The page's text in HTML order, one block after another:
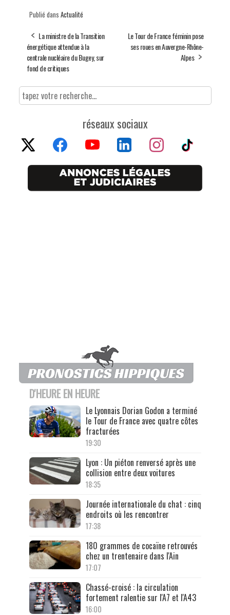
Publié dans Actualité
La ministre de la Transition
énergétique attendue à la
centrale nucléaire du Bugey, sur
fond de critiques
Le Tour de France féminin pose
ses roues en Auvergne-Rhône-
Alpes
réseaux sociaux
D'HEURE EN HEURE
Le Lyonnais Dorian Godon a terminé
le Tour de France avec quatre côtes
fracturées
19:30
Lyon : Un piéton renversé après une
collision entre deux voitures
18:35
Journée internationale du chat : cinq
endroits où les rencontrer
17:38
180 grammes de cocaïne retrouvés
chez un trentenaire dans l'Ain
17:07
Chassé-croisé : la circulation
fortement ralentie sur l'A7 et l'A43
16:00